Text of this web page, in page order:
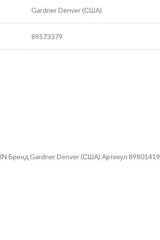
Gardner Denver (США)
89573379
Бренд Gardner Denver (США) Артикул 89801419